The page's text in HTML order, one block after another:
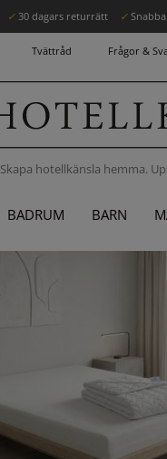
✓ 30 dagars returrätt ✓
Tvättråd Frågor &
Skapa hotellkänsla hemma.
BADRUM BARN